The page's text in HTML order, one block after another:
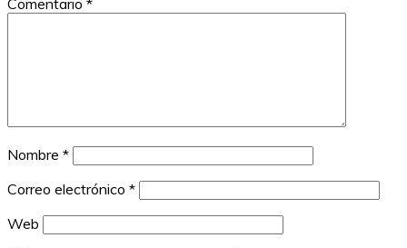
Comentario *
Nombre *
Correo electrónico *
Web